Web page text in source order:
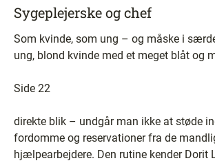
Sygeplejerske og chef
Som kvinde, som ung – og måske i
ung, blond kvinde med et meget blåt og
Side 22
direkte blik – undgår man ikke at støde
fordomme og reservationer fra de
hjælpearbejdere. Den rutine kender Dorit